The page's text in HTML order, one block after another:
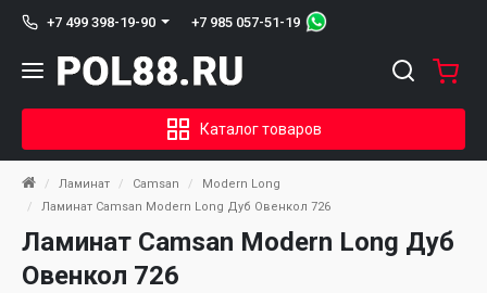
+7 499 398-19-90 +7 985 057-51-19
Каталог товаров
Ламинат Camsan
Modern Long
Ламинат Camsan Modern Long Дуб Овенкол 726
Ламинат Camsan Modern Long Дуб
Овенкол 726